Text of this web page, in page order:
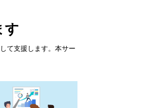
す
て支援します。本サー